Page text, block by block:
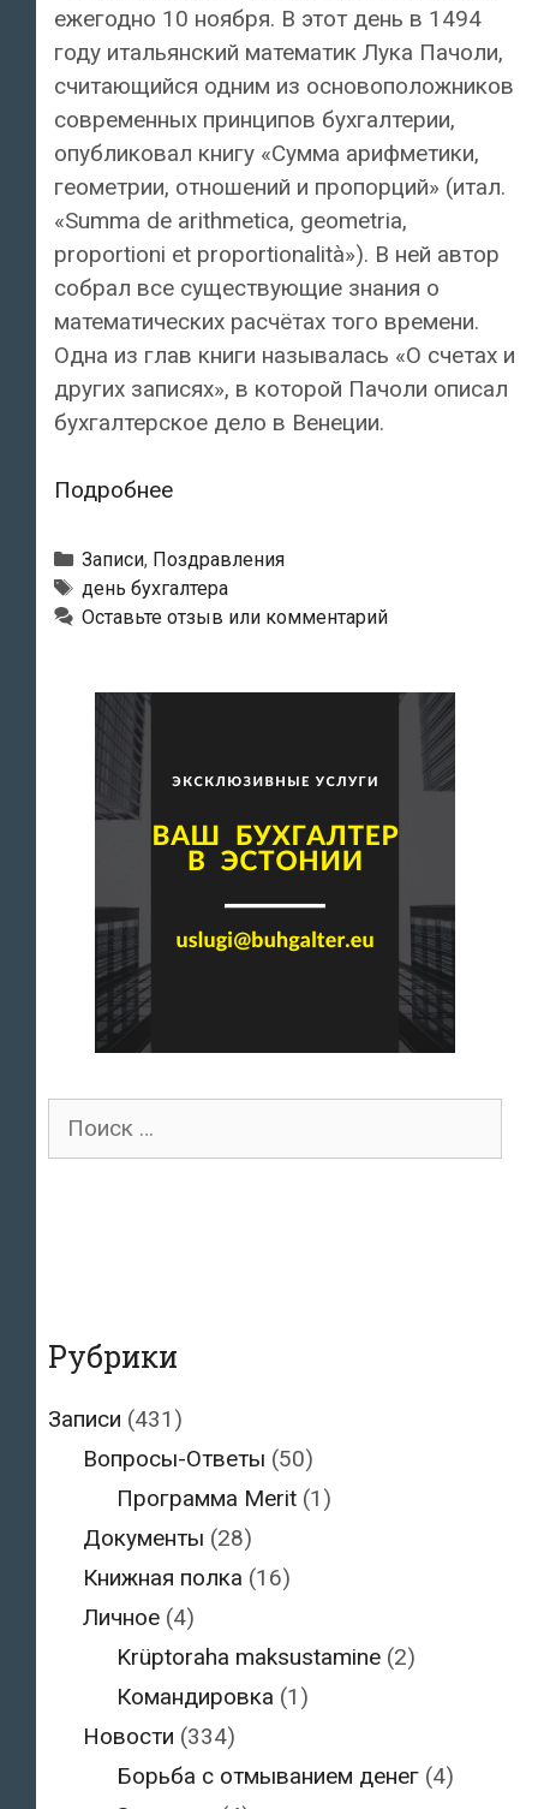
ежегодно 10 ноября. В этот день в 1494
году итальянский математик Лука Пачоли,
считающийся одним из основоположников
современных принципов бухгалтерии,
опубликовал книгу «Сумма арифметики,
геометрии, отношений и пропорций» (итал.
«Summa de arithmetica, geometria,
proportioni et proportionalità»). В ней автор
собрал все существующие знания о
математических расчётах того времени.
Одна из глав книги называлась «О счетах и
других записях», в которой Пачоли описал
бухгалтерское дело в Венеции.
ПодробнееС
Бухгалтера!
Рубрики
Записи, Поздравления
Метки
день бухгалтера
Оставьте отзыв или комментарий
Поиск
Рубрики
Записи (431)
Вопросы-Ответы (50)
Программа Merit (1)
Документы (28)
Книжная полка (16)
Личное(4)
Krüptoraha maksustamine (2)
Командировка (1)
Новости (334)
Борьба с отмыванием денег (4)